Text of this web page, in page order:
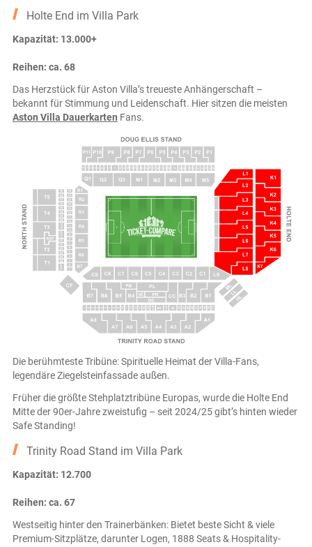
Holte End im Villa Park
Kapazität: 13.000+
Reihen: ca. 68
Das Herzstück für Aston Villa’s treueste Anhängerschaft –
bekannt für Stimmung und Leidenschaft. Hier sitzen die meisten
Aston Villa Dauerkarten Fans.
Die berühmteste Tribüne: Spirituelle Heimat der Villa-Fans,
legendäre Ziegelsteinfassade außen.
Früher die größte Stehplatztribüne Europas, wurde die Holte End
Mitte der 90er-Jahre zweistufig – seit 2024/25 gibt’s hinten wieder
Safe Standing!
Trinity Road Stand im Villa Park
Kapazität: 12.700
Reihen: ca. 67
Westseitig hinter den Trainerbänken: Bietet beste Sicht & viele
Premium-Sitzplätze, darunter Logen, 1888 Seats & Hospitality-